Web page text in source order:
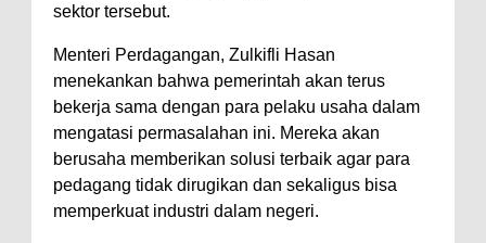
sektor tersebut.
Menteri Perdagangan, Zulkifli Hasan
menekankan bahwa pemerintah akan terus
bekerja sama dengan para pelaku usaha dalam
mengatasi permasalahan ini. Mereka akan
berusaha memberikan solusi terbaik agar para
pedagang tidak dirugikan dan sekaligus bisa
memperkuat industri dalam negeri.